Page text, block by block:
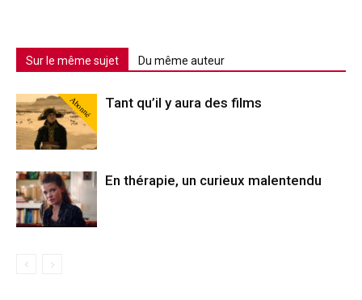
Sur le même sujet Du même auteur
Abonné Tant qu’il y aura des films
En thérapie, un curieux malentendu